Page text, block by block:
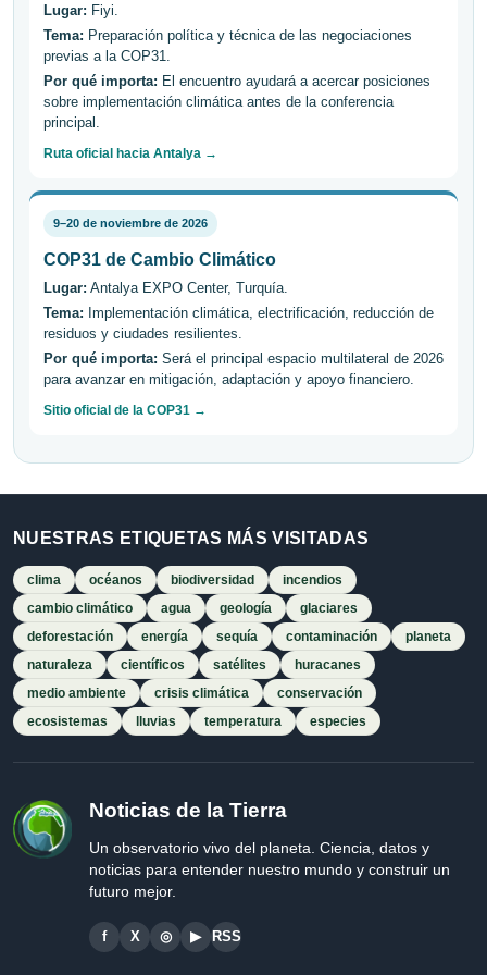
Lugar: Fiyi.
Tema: Preparación política y técnica de las negociaciones
previas a la COP31.
Por qué importa: El encuentro ayudará a acercar posiciones
sobre implementación climática antes de la conferencia
principal.
Ruta oficial hacia Antalya →
9–20 de noviembre de 2026
COP31 de Cambio Climático
Lugar: Antalya EXPO Center, Turquía.
Tema: Implementación climática, electrificación, reducción de
residuos y ciudades resilientes.
Por qué importa: Será el principal espacio multilateral de 2026
para avanzar en mitigación, adaptación y apoyo financiero.
Sitio oficial de la COP31 →
NUESTRAS ETIQUETAS MÁS VISITADAS
clima océanos biodiversidad
incendios
cambio climático
agua geología
glaciares
deforestación
energía sequía contaminación
planeta
naturaleza
científicos satélites
huracanes
medio ambiente
crisis climática
conservación
ecosistemas
lluvias temperatura especies
Noticias de la Tierra
Un observatorio vivo del planeta. Ciencia, datos y
noticias para entender nuestro mundo y construir un
futuro mejor.
f X ◎ ▶ RSS